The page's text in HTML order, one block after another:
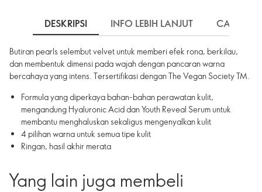
DESKRIPSI INFO LEBIH LANJUT CARA
Butiran pearls selembut velvet untuk memberi efek rona, berkilau,
dan membentuk dimensi pada wajah dengan pancaran warna
bercahaya yang intens. Tersertifikasi dengan The Vegan Society TM.
Formula yang diperkaya bahan-bahan perawatan kulit,
mengandung Hyaluronic Acid dan Youth Reveal Serum untuk
membantu menghaluskan sekaligus mengenyalkan kulit
4 pilihan warna untuk semua tipe kulit
Ringan, hasil akhir merata
Yang lain juga membeli